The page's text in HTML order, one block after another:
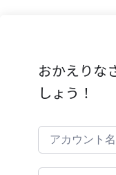
おかえりな
しょう！